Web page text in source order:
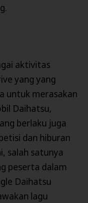
aktivitas
yang yang
untuk merasakan
Daihatsu,
berlaku juga
dan hiburan
salah satunya
peserta dalam
Daihatsu
lagu